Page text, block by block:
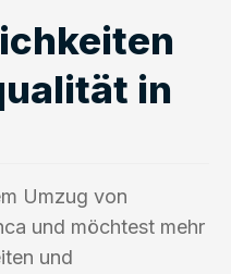
in
Umzug von
und möchtest mehr
und